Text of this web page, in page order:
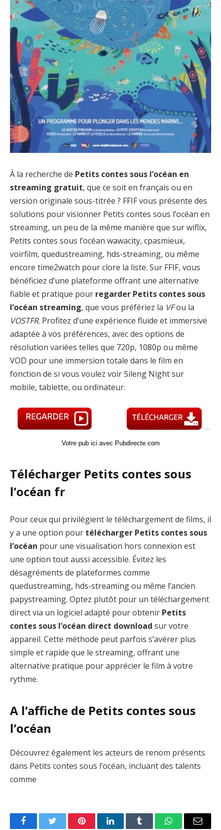
À la recherche de Petits contes sous l’océan en
streaming gratuit, que ce soit en français ou en
version originale sous-titrée ? FFIF vous présente des
solutions pour visionner Petits contes sous l’océan en
streaming, un peu de la même manière que sur wiflix,
Petits contes sous l’océan wawacity, cpasmieux,
voirfilm, quedustreaming, hds-streaming, ou même
encore time2watch pour clore la liste. Sur FFIF, vous
bénéficiez d’une plateforme offrant une alternative
fiable et pratique pour regarder Petits contes sous
l’océan streaming, que vous préfériez la VFou la
VOSTFR. Profitez d’une expérience fluide et immersive
adaptée à vos préférences, avec des options de
résolution variées telles que 720p, 1080p ou même
VOD pour une immersion totale dans le film en
fonction de si vous voulez voir Sileng Night sur
mobile, tablette, ou ordinateur.
Votre pub ici avec Pubdirecte.com
Télécharger Petits contes sous
l’océan fr
Pour ceux qui privilégient le téléchargement de films, il
y a une option pour télécharger Petits contes sous
l’océan pour une visualisation hors connexion est
une option tout aussi accessible. Évitez les
désagréments de plateformes comme
quedustreaming, hds-streaming ou même l’ancien
papystreaming. Optez plutôt pour un téléchargement
direct via un logiciel adapté pour obtenir Petits
contes sous l’océan direct download sur votre
appareil. Cette méthode peut parfois s’avérer plus
simple et rapide que le streaming, offrant une
alternative pratique pour apprécier le film à votre
rythme.
A l’affiche de Petits contes sous
l’océan
Découvrez également les acteurs de renom présents
dans Petits contes sous l’océan, incluant des talents
comme